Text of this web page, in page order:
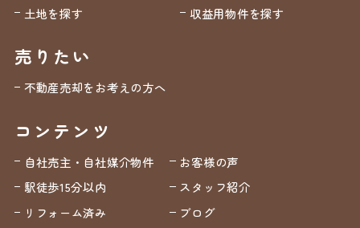
土地を探す
収益用物件を探す
売りたい
不動産売却をお考えの方へ
コンテンツ
自社売主・自社媒介物件
駅徒歩15分以内
リフォーム済み
お客様の声
スタッフ紹介
ブログ